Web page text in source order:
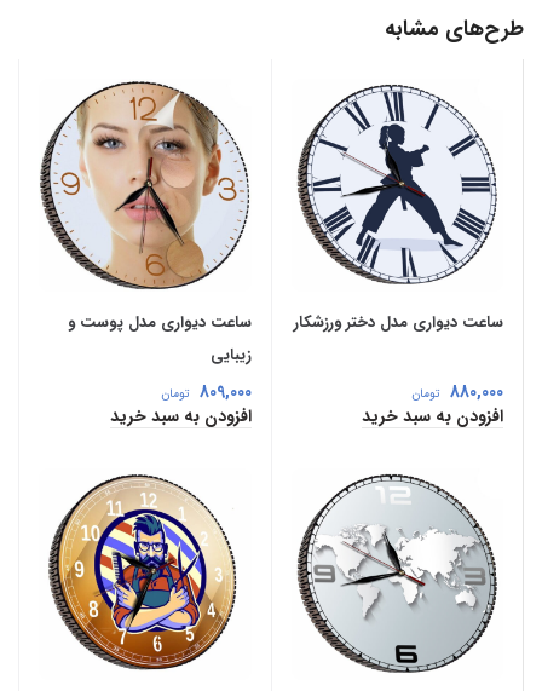
طرح‌های مشابه
ساعت دیواری مدل دختر ورزشکار
880,000 تومان
افزودن به سبد خرید
ساعت دیواری مدل پوست و
زیبایی
809,000 تومان
افزودن به سبد خرید